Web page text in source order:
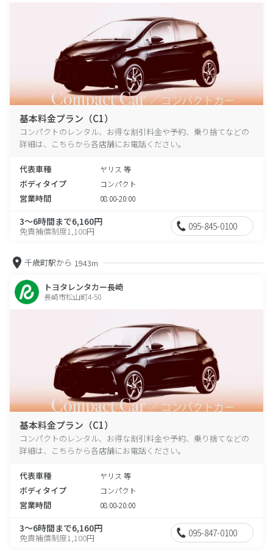
基本料金プラン（C1）
コンパクトのレンタル、お得な割引料金や予約、乗り捨てなどの
詳細は、こちらから各店舗にお電話ください。
代表車種 ヤリス 等
ボディタイプ コンパクト
営業時間 08:00-20:00
3～6時間まで6,160円
免責補償制度1,100円 095-845-0100
千歳町駅から 1943m
トヨタレンタカー長崎
長崎市松山町4-50
基本料金プラン（C1）
コンパクトのレンタル、お得な割引料金や予約、乗り捨てなどの
詳細は、こちらから各店舗にお電話ください。
代表車種 ヤリス 等
ボディタイプ コンパクト
営業時間 08:00-20:00
3～6時間まで6,160円
免責補償制度1,100円 095-847-0100